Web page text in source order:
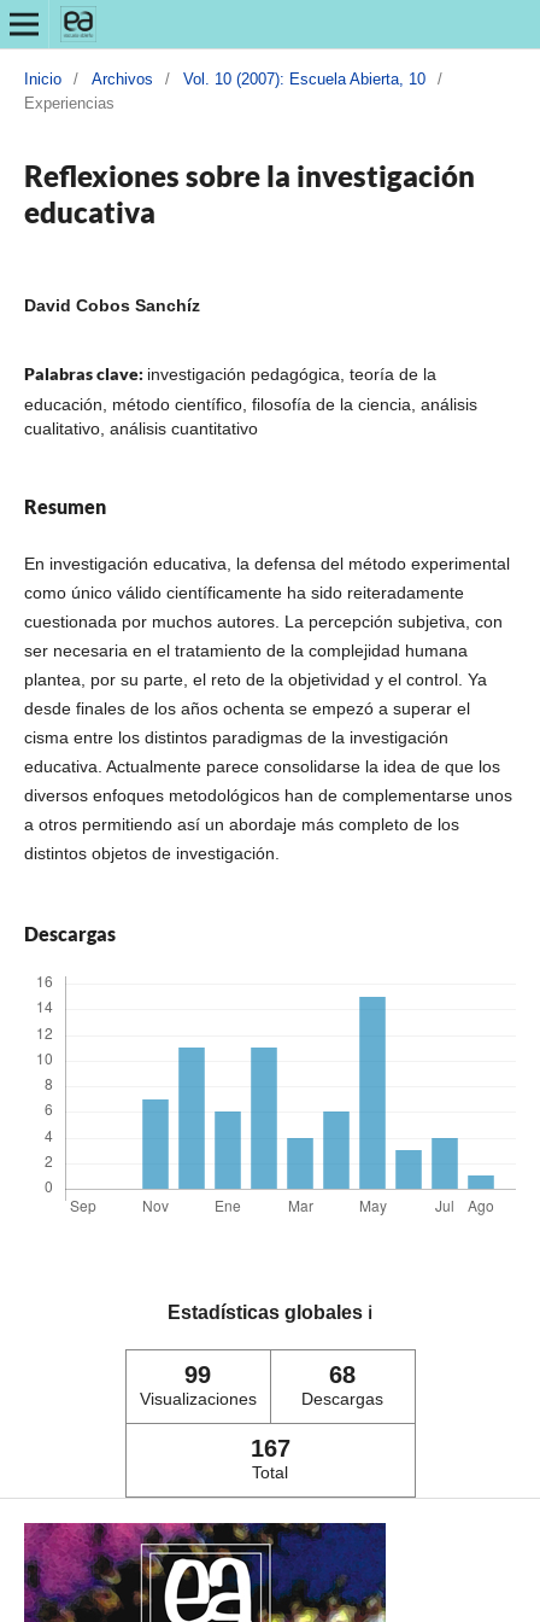
Inicio / Archivos / Vol. 10 (2007): Escuela Abierta, 10
/
Experiencias
Reflexiones sobre la investigación
educativa
David Cobos Sanchíz
Palabras clave: investigación pedagógica, teoría de la
educación, método científico, filosofía de la ciencia, análisis
cualitativo, análisis cuantitativo
Resumen
En investigación educativa, la defensa del método experimental
como único válido científicamente ha sido reiteradamente
cuestionada por muchos autores. La percepción subjetiva, con
ser necesaria en el tratamiento de la complejidad humana
plantea, por su parte, el reto de la objetividad y el control. Ya
desde finales de los años ochenta se empezó a superar el
cisma entre los distintos paradigmas de la investigación
educativa. Actualmente parece consolidarse la idea de que los
diversos enfoques metodológicos han de complementarse unos
a otros permitiendo así un abordaje más completo de los
distintos objetos de investigación.
Descargas
Estadísticas globales ℹ️
99
Visualizaciones
68
Descargas
167
Total